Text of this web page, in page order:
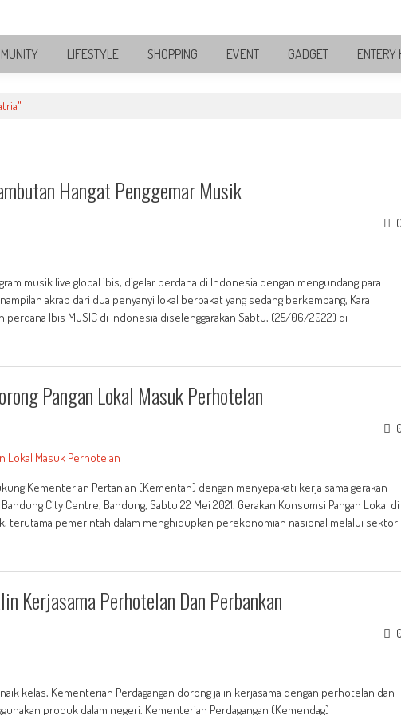
LIFESTYLE SHOPPING EVENT GADGET ENTERY
Hangat Penggemar Musik
musik live global ibis, digelar perdana di Indonesia dengan mengundang para
akrab dari dua penyanyi lokal berbakat yang sedang berkembang, Kara
perdana Ibis MUSIC di Indonesia diselenggarakan Sabtu, (25/06/2022) di
Pangan Lokal Masuk Perhotelan
Kementerian Pertanian (Kementan) dengan menyepakati kerja sama gerakan
City Centre, Bandung, Sabtu 22 Mei 2021. Gerakan Konsumsi Pangan Lokal di
terutama pemerintah dalam menghidupkan perekonomian nasional melalui sektor
Kerjasama Perhotelan Dan Perbankan
kelas, Kementerian Perdagangan dorong jalin kerjasama dengan perhotelan dan
produk dalam negeri. Kementerian Perdagangan (Kemendag)